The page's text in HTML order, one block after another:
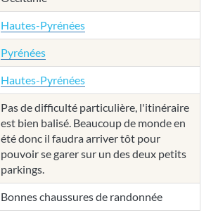
Hautes-Pyrénées
Pyrénées
Hautes-Pyrénées
Pas de difficulté particulière, l'itinéraire
est bien balisé. Beaucoup de monde en
été donc il faudra arriver tôt pour
pouvoir se garer sur un des deux petits
parkings.
Bonnes chaussures de randonnée